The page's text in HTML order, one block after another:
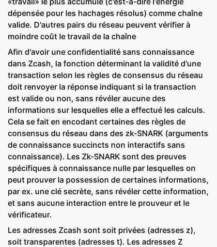
dépensée pour les hachages résolus) comme chaîne
valide. D'autres pairs du réseau peuvent vérifier à
moindre coût le travail de la chaîne
Afin d'avoir une confidentialité sans connaissance
dans Zcash, la fonction déterminant la validité d'une
transaction selon les règles de consensus du réseau
doit renvoyer la réponse indiquant si la transaction
est valide ou non, sans révéler aucune des
informations sur lesquelles elle a effectué les calculs.
Cela se fait en encodant certaines des règles de
consensus du réseau dans des zk-SNARK (arguments
de connaissance succincts non interactifs sans
connaissance). Les Zk-SNARK sont des preuves
spécifiques à connaissance nulle par lesquelles on
peut prouver la possession de certaines informations,
par ex. une clé secrète, sans révéler cette information,
et sans aucune interaction entre le prouveur et le
vérificateur.
Les adresses Zcash sont soit privées (adresses z),
soit transparentes (adresses t). Les adresses Z